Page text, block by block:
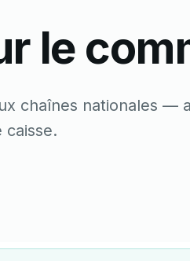
le
chaînes nationales —
caisse.